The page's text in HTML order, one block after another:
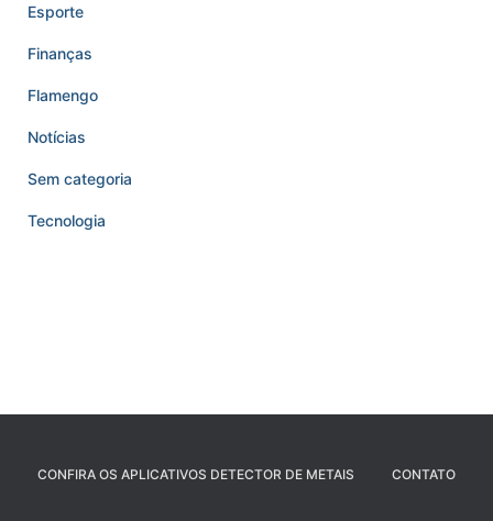
Esporte
Finanças
Flamengo
Notícias
Sem categoria
Tecnologia
CONFIRA OS APLICATIVOS DETECTOR DE METAIS CONTATO